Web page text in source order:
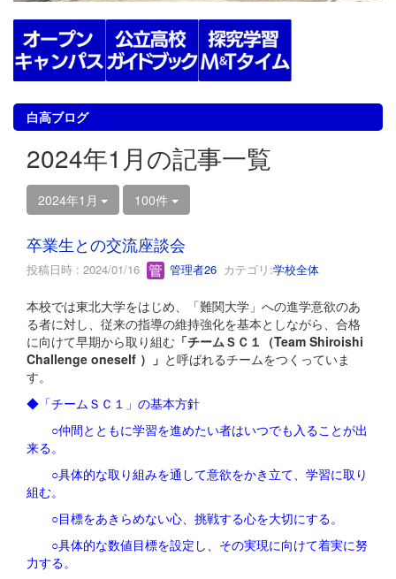
白高ブログ
2024年1月の記事一覧
2024年1月 100件
卒業生との交流座談会
投稿日時 : 2024/01/16 管理者26 カテゴリ:学校全体
本校では東北大学をはじめ、「難関大学」への進学意欲のあ
る者に対し、従来の指導の維持強化を基本としながら、合格
に向けて早期から取り組む 「チームＳＣ１（Team Shiroishi
Challenge oneself ）」 と呼ばれるチームをつくっていま
す。
◆「チームＳＣ１」の基本方針
○仲間とともに学習を進めたい者はいつでも入ることが出
来る。
○具体的な取り組みを通して意欲をかき立て、学習に取り
組む。
○目標をあきらめない心、挑戦する心を大切にする。
○具体的な数値目標を設定し、その実現に向けて着実に努
力する。